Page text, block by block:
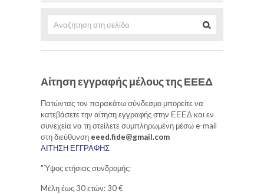
Αίτηση εγγραφής μέλους της ΕΕΕΔ
Πατώντας τον παρακάτω σύνδεσμο μπορείτε να
κατεβάσετε την αίτηση εγγραφής στην ΕΕΕΔ και εν
συνεχεία να τη στείλετε συμπληρωμένη μέσω e-mail
στη διεύθυνση eeed.fide@gmail.com
ΑΙΤΗΣΗ ΕΓΓΡΑΦΗΣ
"Ύψος ετήσιας συνδρομής:
Mέλη έως 30 ετών: 30 €